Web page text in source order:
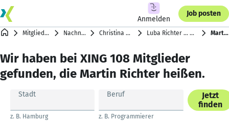
Anmelden
Job posten
Mitgliederverzeichnis Nachnamen mit R Christina Reuß … Ralf Riem Luba Richter … Melissa Po Peng Richter Martin Richter
Wir haben bei XING 108 Mitglieder
gefunden, die Martin Richter heißen.
Stadt
z. B. Hamburg
Beruf
z. B. Programmierer
Jetzt
finden